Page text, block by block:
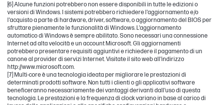
[6] Alcune funzioni potrebbero non essere disponibili in tutte le edizioni o
versioni di Windows. I sistemi potrebbero richiedere l'aggiornamento e/o
l'acquisto a parte di hardware, driver, software, o aggiornamento del BIOS per
sfruttare pienamente le funzionalità di Windows. L'aggiornamento
automatico di Windows è sempre abilitato. Sono necessari una connessione
Internet ad alta velocità e un account Microsoft. Gli aggiornamenti
potrebbero presentare requisiti aggiuntivi e richiedere il pagamento di un
canone al provider di servizi Internet. Visitate il sito web all'indirizzo
http://www.microsoft.com.
[7] Multi-core è una tecnologia ideata per migliorare le prestazioni di
determinati prodotti software. Non tutti i clienti o gli applicativi software
beneficeranno necessariamente dei vantaggi derivanti dall'uso di questa
tecnologia. Le prestazioni e la frequenza di clock variano in base al carico di